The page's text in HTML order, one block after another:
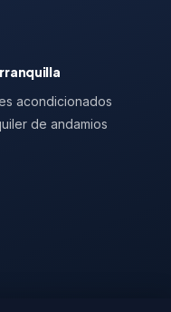
acondicionados
de andamios